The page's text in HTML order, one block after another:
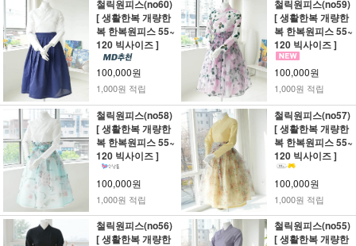
철릭원피스(no60)
[ 생활한복 개량한
복 한복원피스 55~
120 빅사이즈 ]
100,000원
1,000원 적립
철릭원피스(no59)
[ 생활한복 개량한
복 한복원피스 55~
120 빅사이즈 ]
100,000원
1,000원 적립
철릭원피스(no58)
[ 생활한복 개량한
복 한복원피스 55~
120 빅사이즈 ]
100,000원
1,000원 적립
철릭원피스(no57)
[ 생활한복 개량한
복 한복원피스 55~
120 빅사이즈 ]
100,000원
1,000원 적립
철릭원피스(no56)
[ 생활한복 개량한
철릭원피스(no55)
[ 생활한복 개량한